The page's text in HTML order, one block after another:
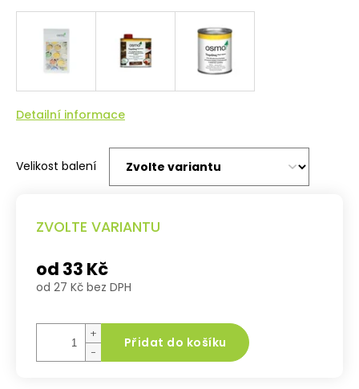
ZVOLTE VARIANTU
od 33 Kč
od 27 Kč bez DPH
cena:
+
−
Přidat do košíku
Velikost balení
Detailní informace